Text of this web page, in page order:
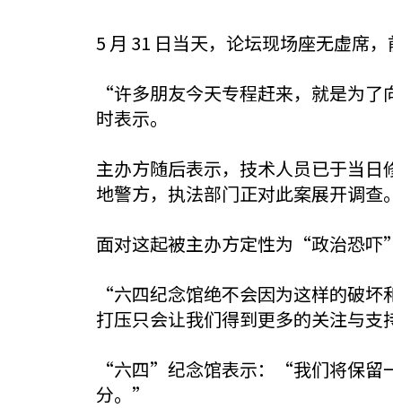
5 月 31 日当天，论坛现场座无虚席
“许多朋友今天专程赶来，就是为
时表示。
主办方随后表示，技术人员已于当
地警方，执法部门正对此案展开调查。
面对这起被主办方定性为“政治恐吓
“六四纪念馆绝不会因为这样的破
打压只会让我们得到更多的关注与
“六四”纪念馆表示：“我们将保留
分。”